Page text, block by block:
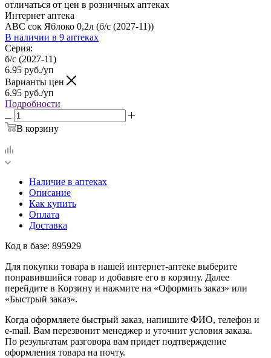
отличаться от цен в розничных аптеках
Интернет аптека
ABC сок Яблоко 0,2л (б/с (2027-11))
В наличии в 9 аптеках
Серия:
б/с (2027-11)
6.95 руб./уп
Варианты цен
6.95 руб./уп
Подробности
В корзину
Наличие в аптеках
Описание
Как купить
Оплата
Доставка
Код в базе: 895929
Для покупки товара в нашей интернет-аптеке выберите
понравившийся товар и добавьте его в корзину. Далее
перейдите в Корзину и нажмите на «Оформить заказ» или
«Быстрый заказ».
Когда оформляете быстрый заказ, напишите ФИО, телефон и
e-mail. Вам перезвонит менеджер и уточнит условия заказа.
По результатам разговора вам придет подтверждение
оформления товара на почту.